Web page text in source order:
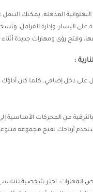
المذهلة. يمكنك التنقل
اليسار، وإدارة الفرامل،
وفتح رؤى ومهارات جديدة
:
دخل إضافي. كلما كان أداؤك
من المحركات الأساسية
أرباحك لفتح مجموعة متنوعة
المهارات. اختر شخصية